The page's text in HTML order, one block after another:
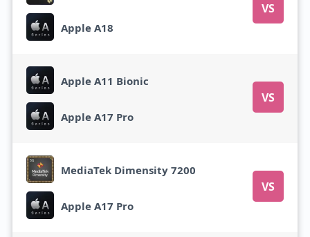
VS
Apple A18
Apple A11 Bionic
VS
Apple A17 Pro
MediaTek Dimensity 7200
VS
Apple A17 Pro